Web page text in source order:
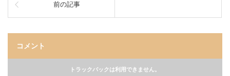
前の記事
コメント
トラックバックは利用できません。